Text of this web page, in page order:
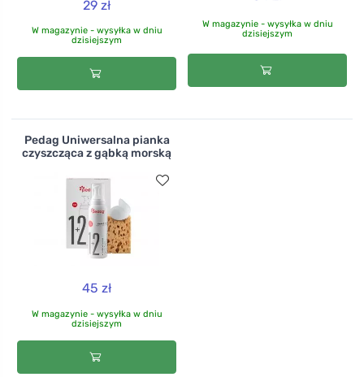
29 zł
W magazynie - wysyłka w dniu
dzisiejszym
W magazynie - wysyłka w dniu
dzisiejszym
Pedag Uniwersalna pianka
czyszcząca z gąbką morską
45 zł
W magazynie - wysyłka w dniu
dzisiejszym